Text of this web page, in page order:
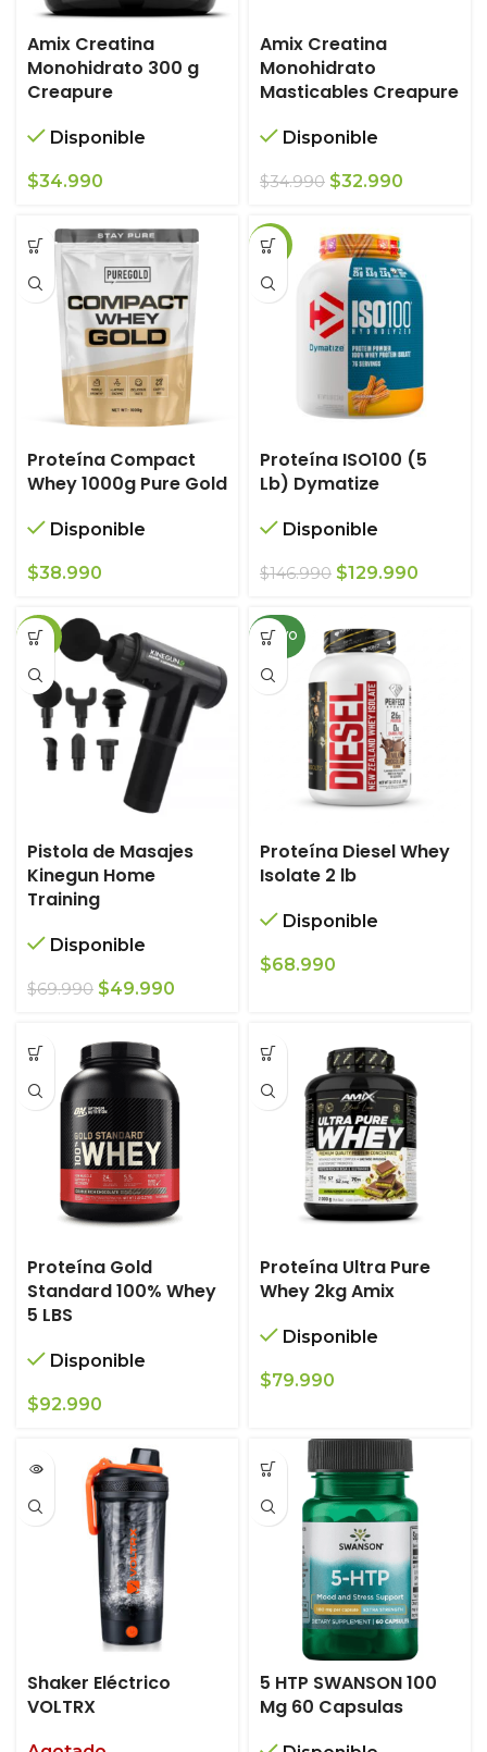
Amix Creatina
Monohidrato 300 g
Creapure
Disponible
$34.990
Amix Creatina
Monohidrato
Masticables Creapure
Disponible
$34.990 El
original
era:
$34.990.
$32.990
$32.990.
Proteína Compact
Whey 1000g Pure Gold
Disponible
$38.990
-12%
Proteína ISO100 (5
Lb) Dymatize
Disponible
$146.990 El
era:
$129.990
-29%
Pistola de Masajes
Kinegun Home
Training
Disponible
$69.990 El
era:
$69.990.
$49.990
$49.990.
NUEVO
Proteína Diesel Whey
Isolate 2 lb
Disponible
$68.990
Proteína Gold
Standard 100% Whey
5 LBS
Disponible
$92.990
Proteína Ultra Pure
Whey 2kg Amix
Disponible
$79.990
Shaker Eléctrico
VOLTRX
5 HTP SWANSON 100
Mg 60 Capsulas